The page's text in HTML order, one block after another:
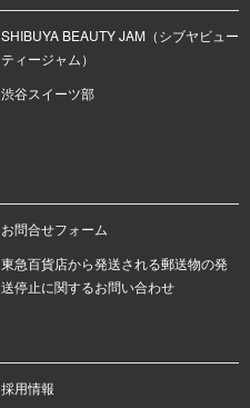
SHIBUYA BEAUTY JAM（シブヤビュー
ティージャム）
渋谷スイーツ部
お問合せフォーム
東急百貨店から発送される郵送物の発
送停止に関するお問い合わせ
採用情報